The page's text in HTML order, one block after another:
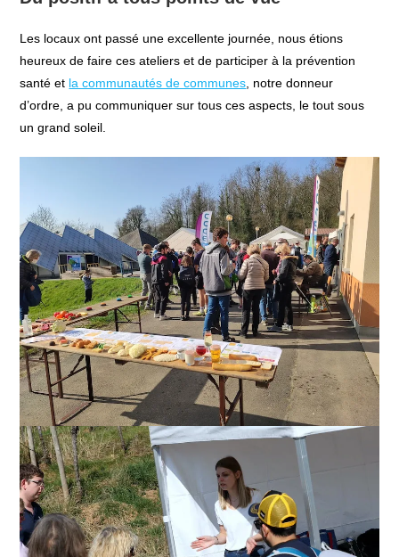
Les locaux ont passé une excellente journée, nous étions
heureux de faire ces ateliers et de participer à la prévention
santé et la communautés de communes , notre donneur
d’ordre, a pu communiquer sur tous ces aspects, le tout sous
un grand soleil.